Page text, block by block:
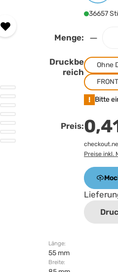
36657
Menge:
Druckbe
reich
Ohne
! Bitte
Preis:
Preise inkl.
Länge:
55 mm
Breite: